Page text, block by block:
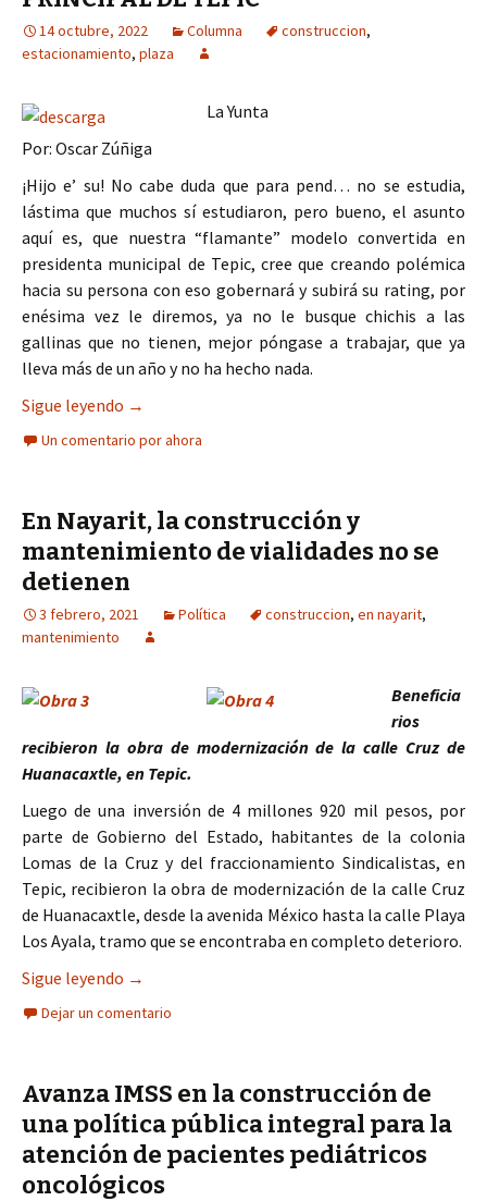
14 octubre, 2022 Columna construccion,
estacionamiento, plaza
La Yunta
Por: Oscar Zúñiga
¡Hijo e’ su! No cabe duda que para pend… no se estudia,
lástima que muchos sí estudiaron, pero bueno, el asunto
aquí es, que nuestra “flamante” modelo convertida en
presidenta municipal de Tepic, cree que creando polémica
hacia su persona con eso gobernará y subirá su rating, por
enésima vez le diremos, ya no le busque chichis a las
gallinas que no tienen, mejor póngase a trabajar, que ya
lleva más de un año y no ha hecho nada.
Sigue leyendo NO A LA CONSTRUCCIÓN DEL
→
Un comentario por ahora
En Nayarit, la construcción y
mantenimiento de vialidades no se
detienen
3 febrero, 2021 Política construccion, en nayarit,
mantenimiento
Beneficia
rios
recibieron la obra de modernización de la calle Cruz de
Huanacaxtle, en Tepic.
Luego de una inversión de 4 millones 920 mil pesos, por
parte de Gobierno del Estado, habitantes de la colonia
Lomas de la Cruz y del fraccionamiento Sindicalistas, en
Tepic, recibieron la obra de modernización de la calle Cruz
de Huanacaxtle, desde la avenida México hasta la calle Playa
Los Ayala, tramo que se encontraba en completo deterioro.
Sigue leyendo En Nayarit, la construcción y mantenimiento de
→
Dejar un comentario
Avanza IMSS en la construcción de
una política pública integral para la
atención de pacientes pediátricos
oncológicos